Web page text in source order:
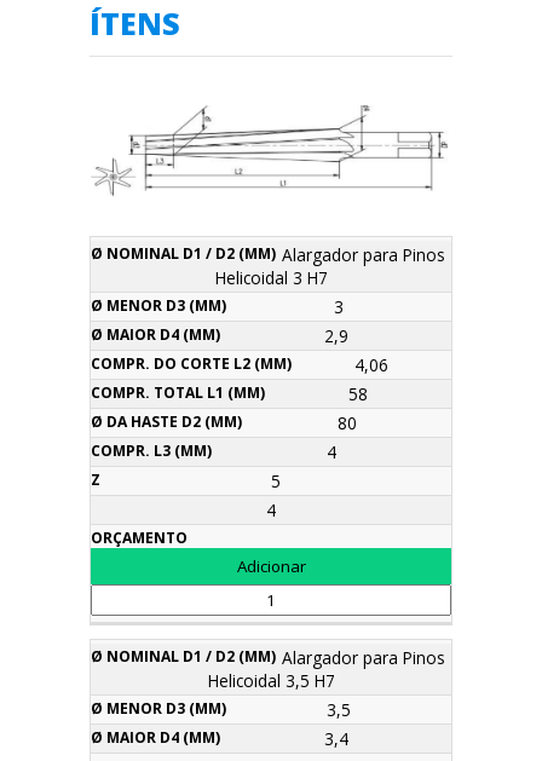
ÍTENS
Ø
Nominal
d1 / d2
(mm)
Ø
Menor
d3
(mm)
Ø
Maior
d4
Compr.
do
corte
L2
(mm)
Compr.
L1
Ø da
d2
Alargador para Pinos
Helicoidal 3 H7
3
2,9
4,06
58
80
4
5
4
Alargador para Pinos
Helicoidal 3,5 H7
3,5
3,4